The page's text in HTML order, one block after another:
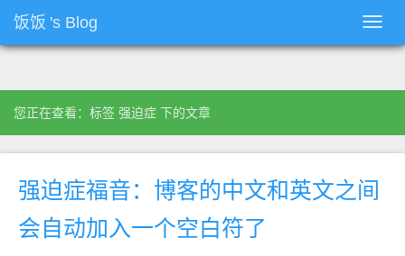
饭饭 's Blog
您正在查看：标签 强迫症 下的文章
强迫症福音：博客的中文和英文之间
会自动加入一个空白符了